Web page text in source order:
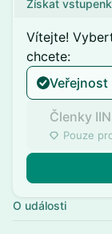
Získat
Vítejte!
chcete:
Veřejnost
Členky IIN
Pouze
O události